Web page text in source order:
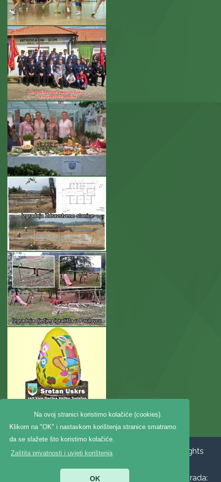
Na ovoj stranici koristimo kolačiće (cookies).
Klikom na "OK" i nastavkom korištenja stranice smatramo
da se slažete što koristimo kolačiće.
Zaštita privatnosti i uvjeti korištenja
OK
Copyright ©2020. Općina Veliko Trojstvo, All Rights
Jedinstveni digitalni pristupnik Izrada: